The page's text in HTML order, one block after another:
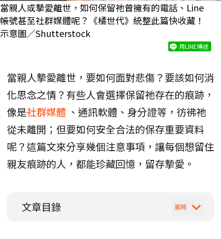
當親人或摯愛離世，如何保留祂曾擁有的電話、Line
帳號甚至社群媒體呢？《橘世代》統整此篇快收藏！
示意圖／Shutterstock
用LINE傳送
當親人摯愛離世，要如何面對悲傷？要該如何消
化思念之情？有些人會選擇保留祂存在的痕跡，
像是社群媒體 、通訊軟體、身分證等，彷彿祂
從未離開；但要如何安全合法的保存重要資料
呢？這篇文來分享幾個注意事項，讓每個想留住
親友痕跡的人，都能珍藏回憶，留存摯愛。
文章目錄